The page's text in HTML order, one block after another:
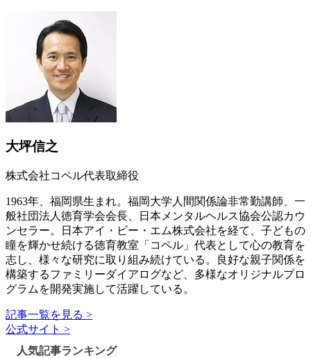
大坪信之
株式会社コペル代表取締役
1963年、福岡県生まれ。福岡大学人間関係論非常勤講師、一
般社団法人徳育学会会長、日本メンタルヘルス協会公認カウ
ンセラー。日本アイ・ビー・エム株式会社を経て、子どもの
瞳を輝かせ続ける徳育教室「コペル」代表として心の教育を
志し、様々な研究に取り組み続けている。良好な親子関係を
構築するファミリーダイアログなど、多様なオリジナルプロ
グラムを開発実施して活躍している。
記事一覧を見る >
公式サイト >
人気記事ランキング